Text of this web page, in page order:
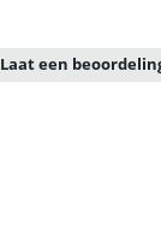
Laat een